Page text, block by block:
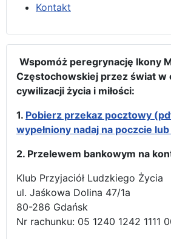
Kontakt
Wspomóż peregrynację Ikony
Częstochowskiej przez świat w
cywilizacji życia i miłości:
1. Pobierz przekaz pocztowy
wypełniony nadaj na poczcie
2. Przelewem bankowym na
Klub Przyjaciół Ludzkiego Życia
ul. Jaśkowa Dolina 47/1a
80-286 Gdańsk
Nr rachunku: 05 1240 1242 1111